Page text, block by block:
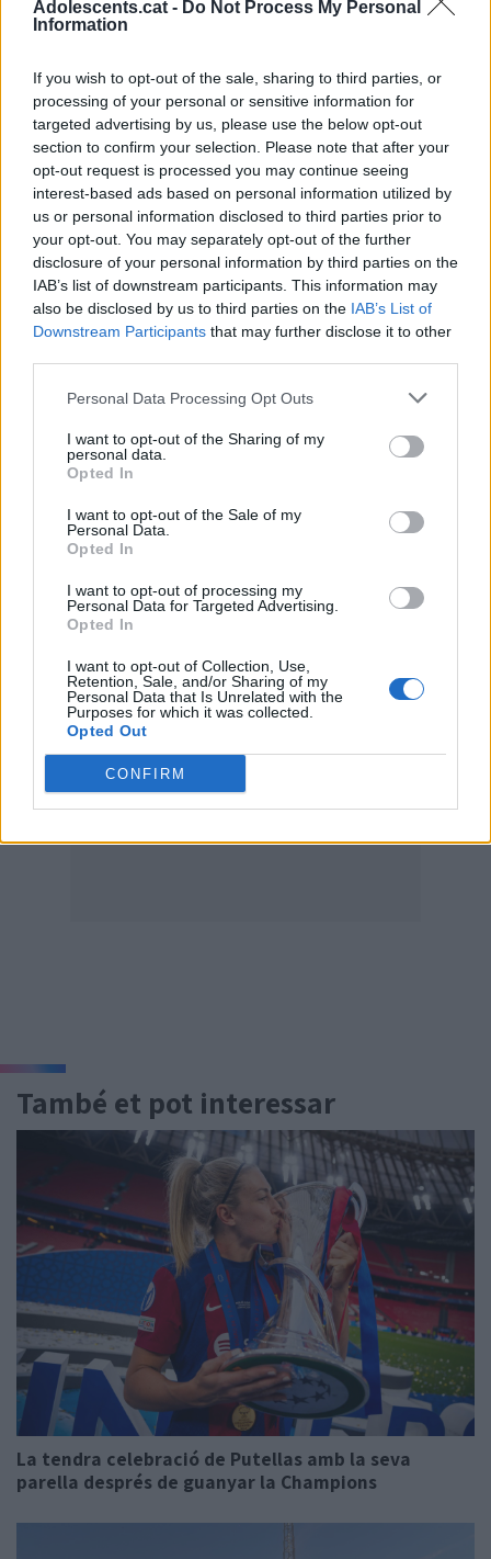
Adolescents.cat - Do Not Process My Personal
Information
If you wish to opt-out of the sale, sharing to third parties, or
processing of your personal or sensitive information for
targeted advertising by us, please use the below opt-out
section to confirm your selection. Please note that after your
opt-out request is processed you may continue seeing
interest-based ads based on personal information utilized by
us or personal information disclosed to third parties prior to
your opt-out. You may separately opt-out of the further
disclosure of your personal information by third parties on the
IAB’s list of downstream participants. This information may
also be disclosed by us to third parties on the IAB’s List of
Downstream Participants that may further disclose it to other
Personal Data Processing Opt Outs
I want to opt-out of the Sharing of my
personal data.
Opted In
I want to opt-out of the Sale of my
Personal Data.
Opted In
I want to opt-out of processing my
Personal Data for Targeted Advertising.
Opted In
I want to opt-out of Collection, Use,
Retention, Sale, and/or Sharing of my
Personal Data that Is Unrelated with the
Purposes for which it was collected.
Opted Out
CONFIRM
Per celebrar l’inici de la temporada, Carnet Jove
ofereix un descompte especial per passar un cap de
setmana al parc aquàtic. Es tracta d’entrades al50%
de descompte pels dies 29 i 30 de juny.
A través dela web del Carnet Jove, trobaràs un enllaç
on pots comprar la teva entrada en línia per accedir al
descompte.
També et pot interessar
La tendra celebració de Putellas amb la seva
parella després de guanyar la Champions